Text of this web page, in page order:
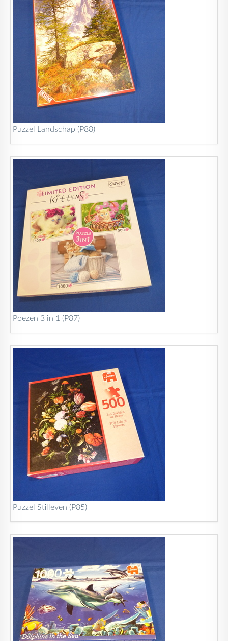
Puzzel Landschap (P88)
Poezen 3 in 1 (P87)
Puzzel Stilleven (P85)